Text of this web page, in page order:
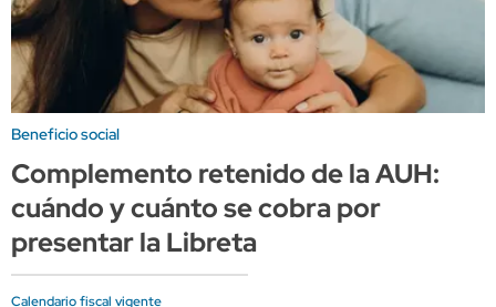
Beneficio social
Complemento retenido de la AUH:
cuándo y cuánto se cobra por
presentar la Libreta
Calendario fiscal vigente